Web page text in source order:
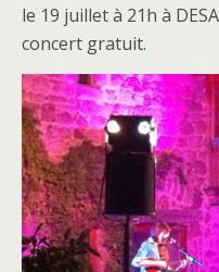
le 19 juillet à 21h à
concert gratuit.